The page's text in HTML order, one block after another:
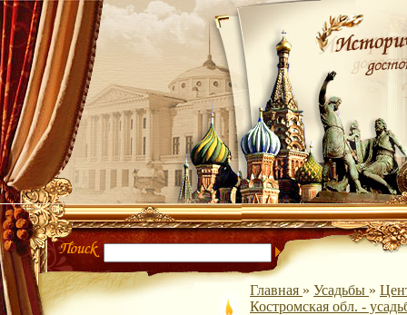
Главная » Усадьбы »
Костромская обл. -